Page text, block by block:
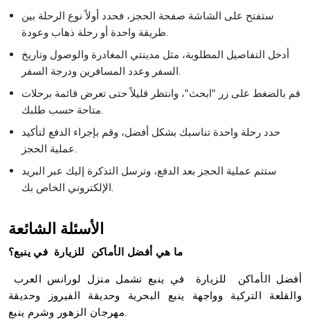
ستفتح على الشاشة صفحة الحجز، فحدد أولاً نوع الرحلة بين
أدخل التفاصيل المطلوبة، مثل مدينتي المغادرة والوصول وتاريخ
قم بالضغط على زر "ابحث"، وانتظر قليلاً حتى تعرض قائمة برحلات
حدد رحلة واحدة تناسبك بشكل أفضل، وقم بإجراء الدفع لتأكيد
ستتم عملية الحجز بعد الدفع، وترسل التذكرة إليك عبر البريد
ما هي أفضل الأماكن للزيارة في ينبع؟
والقلعة التركية وواجهة ينبع البحرية وحديقة الفيروز وحديقة